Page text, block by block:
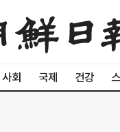
사회 국제 건강